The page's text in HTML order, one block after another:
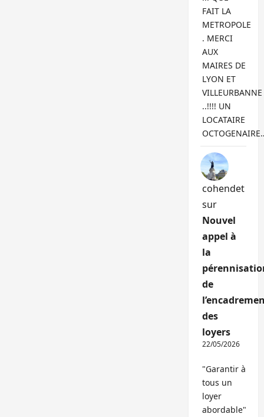
FAIT LA
METROPOLE
. MERCI
AUX
MAIRES DE
LYON ET
VILLEURBANNE
..!!!! UN
LOCATAIRE
cohendet
sur
Nouvel
appel à
la
de
des
loyers
22/05/2026
"Garantir à
tous un
loyer
abordable"